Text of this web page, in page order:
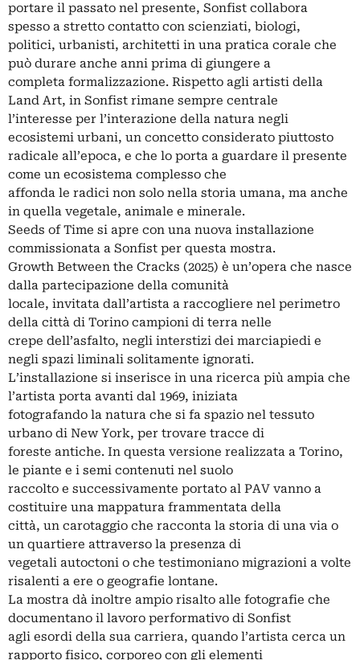
portare il passato nel presente, Sonfist collabora
spesso a stretto contatto con scienziati, biologi,
politici, urbanisti, architetti in una pratica corale che
può durare anche anni prima di giungere a
completa formalizzazione. Rispetto agli artisti della
Land Art, in Sonfist rimane sempre centrale
l’interesse per l’interazione della natura negli
ecosistemi urbani, un concetto considerato piuttosto
radicale all’epoca, e che lo porta a guardare il presente
come un ecosistema complesso che
affonda le radici non solo nella storia umana, ma anche
in quella vegetale, animale e minerale.
Seeds of Time si apre con una nuova installazione
commissionata a Sonfist per questa mostra.
Growth Between the Cracks (2025) è un’opera che nasce
dalla partecipazione della comunità
locale, invitata dall’artista a raccogliere nel perimetro
della città di Torino campioni di terra nelle
crepe dell’asfalto, negli interstizi dei marciapiedi e
negli spazi liminali solitamente ignorati.
L’installazione si inserisce in una ricerca più ampia che
l’artista porta avanti dal 1969, iniziata
fotografando la natura che si fa spazio nel tessuto
urbano di New York, per trovare tracce di
foreste antiche. In questa versione realizzata a Torino,
le piante e i semi contenuti nel suolo
raccolto e successivamente portato al PAV vanno a
costituire una mappatura frammentata della
città, un carotaggio che racconta la storia di una via o
un quartiere attraverso la presenza di
vegetali autoctoni o che testimoniano migrazioni a volte
risalenti a ere o geografie lontane.
La mostra dà inoltre ampio risalto alle fotografie che
documentano il lavoro performativo di Sonfist
agli esordi della sua carriera, quando l’artista cerca un
rapporto fisico, corporeo con gli elementi